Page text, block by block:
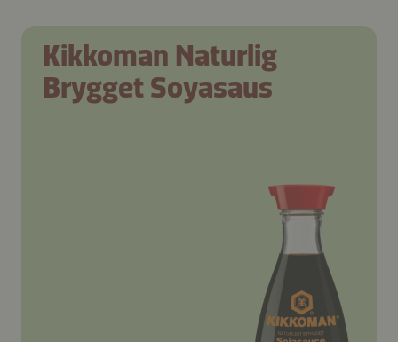
Kikkoman Naturlig
Brygget Soyasaus